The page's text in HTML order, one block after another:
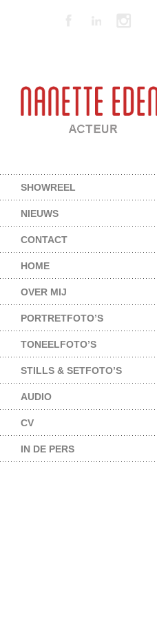
SHOWREEL
NIEUWS
CONTACT
HOME
OVER MIJ
PORTRETFOTO’S
TONEELFOTO’S
STILLS & SETFOTO’S
AUDIO
CV
IN DE PERS